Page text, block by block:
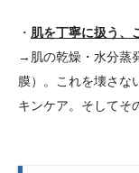
・ 肌を丁寧に扱う、
→肌の乾燥・水分蒸
膜）。これを壊さな
キンケア。そしてそ